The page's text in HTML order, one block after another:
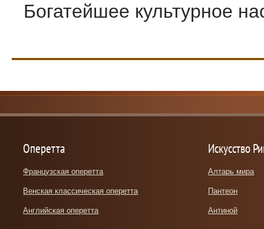
Богатейшее культур­ное
Оперетта
Французская оперетта
Венская классическая оперетта
Английская оперетта
Искусство
Алтарь мира
Пантеон
Антиной